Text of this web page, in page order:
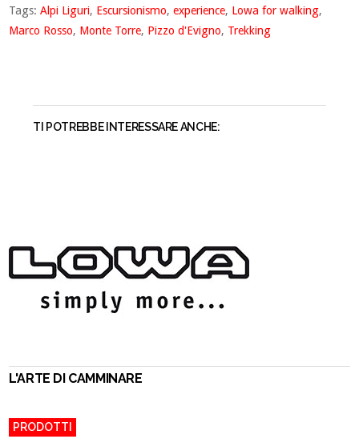
Tags:Alpi Liguri, Escursionismo,experience, Lowa for walking,
Marco Rosso, Monte Torre, Pizzo d'Evigno, Trekking
TI POTREBBE INTERESSARE ANCHE:
L'ARTE DI CAMMINARE
PRODOTTI